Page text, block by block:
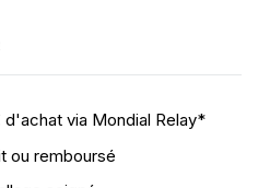
via Mondial Relay*
ou remboursé